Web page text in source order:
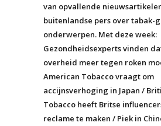
van opvallende
buitenlandse pers over tabak-
onderwerpen. Met deze week:
Gezondheidsexperts vinden
overheid meer tegen roken
American Tobacco vraagt om
accijnsverhoging in Japan /
Tobacco heeft Britse
reclame te maken / Piek in